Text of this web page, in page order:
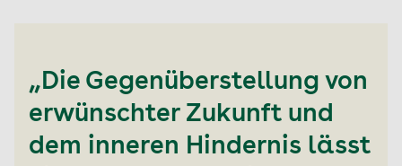
„Die Gegenüberstellung von
erwünschter Zukunft und
dem inneren Hindernis lässt